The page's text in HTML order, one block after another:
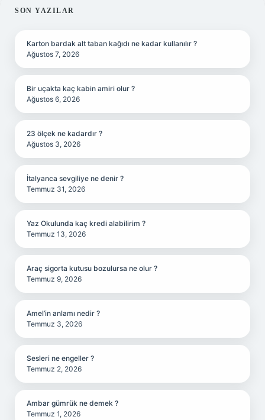
SIDEBAR
SON YAZILAR
Karton bardak alt taban kağıdı ne kadar kullanılır ?
Ağustos 7, 2026
Bir uçakta kaç kabin amiri olur ?
Ağustos 6, 2026
23 ölçek ne kadardır ?
Ağustos 3, 2026
İtalyanca sevgiliye ne denir ?
Temmuz 31, 2026
Yaz Okulunda kaç kredi alabilirim ?
Temmuz 13, 2026
Araç sigorta kutusu bozulursa ne olur ?
Temmuz 9, 2026
Amel’in anlamı nedir ?
Temmuz 3, 2026
Sesleri ne engeller ?
Temmuz 2, 2026
Ambar gümrük ne demek ?
Temmuz 1, 2026